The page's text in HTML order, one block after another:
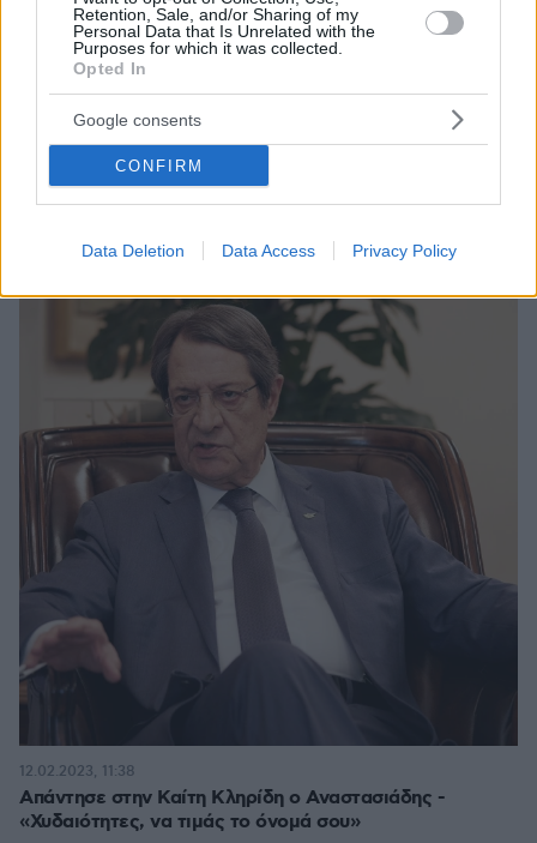
Retention, Sale, and/or Sharing of my
Personal Data that Is Unrelated with the
Purposes for which it was collected.
Opted In
Google consents
CONFIRM
Data Deletion Data Access Privacy Policy
Συνεχίζεται η κόντρα ανάμεσα σε Αναστασιάδη και
Κληρίδη - «Είναι μικρός ο τόπος μας, όλοι ξέρουμε»
«Πόλεμος» ανακοινώσεων και δηλώσεων ανάμεσα
στην κόρη του Γλαύκου Κληρίδη και τον απερχόμενο
πρόεδρο της Κύπρου
12.02.2023, 14:45
Απάντησε στην Καίτη Κληρίδη ο Αναστασιάδης -
«Χυδαιότητες, να τιμάς το όνομά σου»
12.02.2023, 11:38